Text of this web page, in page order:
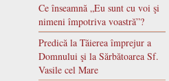
Ce înseamnă „Eu sunt cu voi şi
nimeni împotriva voastră”?
Predică la Tăierea împrejur a
Domnului şi la Sărbătoarea Sf.
Vasile cel Mare